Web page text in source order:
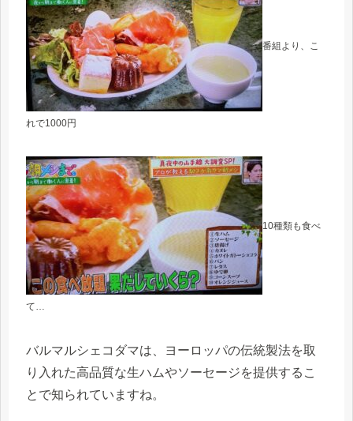
番組より、こ
れで1000円
10種類も食べ
て…
バルマルシェコダマは、ヨーロッパの伝統製法を取
り入れた高品質な生ハムやソーセージを提供するこ
とで知られていますね。